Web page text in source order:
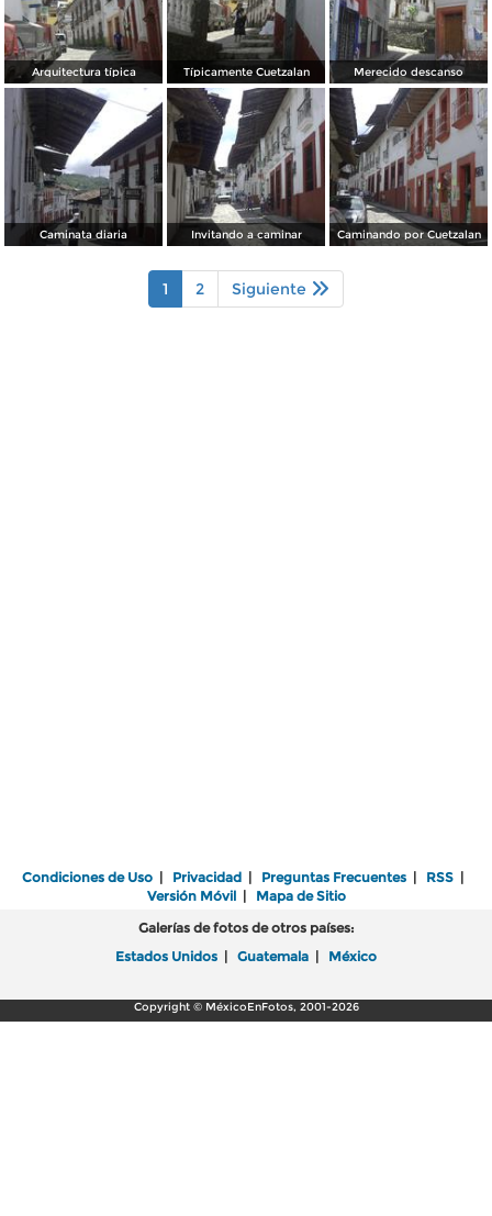
Arquitectura típica Típicamente Cuetzalan Merecido descanso
Caminata diaria Invitando a caminar Caminando por Cuetzalan
1 2 Siguiente
Condiciones de Uso | Privacidad | Preguntas Frecuentes | RSS |
Versión Móvil| Mapa de Sitio
Galerías de fotos de otros países:
Estados Unidos | Guatemala | México
Copyright © MéxicoEnFotos, 2001-2026